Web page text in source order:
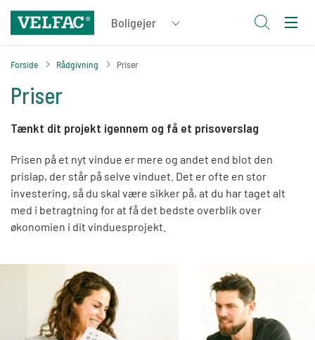
Forside Rådgivning Priser
Priser
Tænkt dit projekt igennem og få et prisoverslag
Prisen på et nyt vindue er mere og andet end blot den
prislap, der står på selve vinduet. Det er ofte en stor
investering, så du skal være sikker på, at du har taget alt
med i betragtning for at få det bedste overblik over
økonomien i dit vinduesprojekt.